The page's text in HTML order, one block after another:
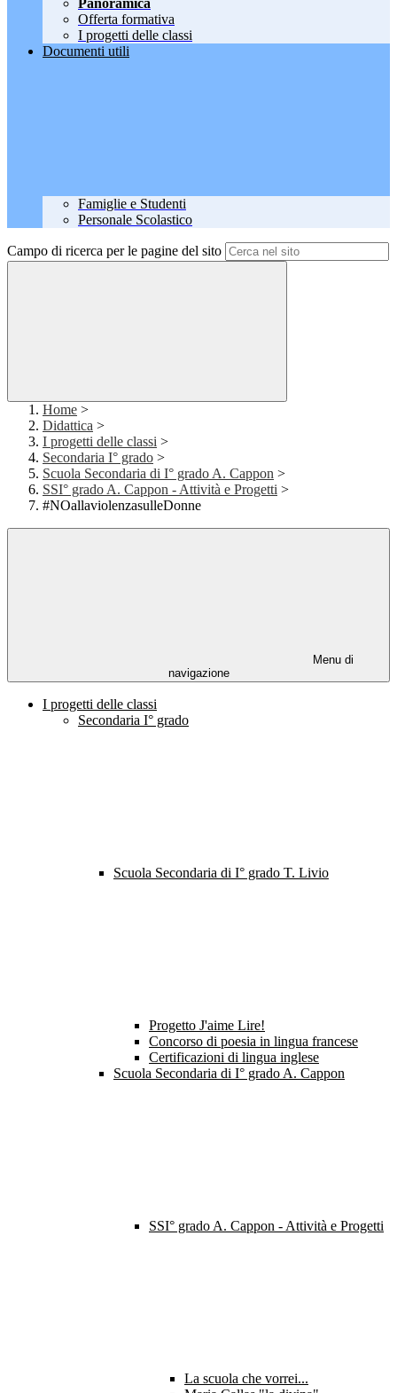
Panoramica
Offerta formativa
I progetti delle classi
Documenti utili
Famiglie e Studenti
Personale Scolastico
Campo di ricerca per le pagine del sito
Home >
Didattica >
I progetti delle classi >
Secondaria I° grado >
Scuola Secondaria di I° grado A. Cappon >
SSI° grado A. Cappon - Attività e Progetti >
#NOallaviolenzasulleDonne
Menu di
navigazione
I progetti delle classi
Secondaria I° grado
Scuola Secondaria di I° grado T. Livio
Progetto J'aime Lire!
Concorso di poesia in lingua francese
Certificazioni di lingua inglese
Scuola Secondaria di I° grado A. Cappon
SSI° grado A. Cappon - Attività e Progetti
La scuola che vorrei...